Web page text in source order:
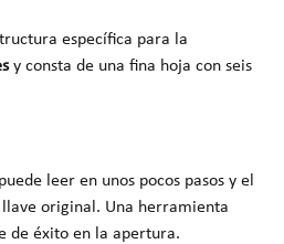
específica para la
y consta de una fina hoja con seis
leer en unos pocos pasos y el
original. Una herramienta
de éxito en la apertura.